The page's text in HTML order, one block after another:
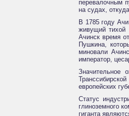
перевалочным
на судах,
В 1785 году
живущий тихой
Ачинск время
Пушкина,
миновали
император,
Значительное
европейских
Статус
глиноземного
гиганта